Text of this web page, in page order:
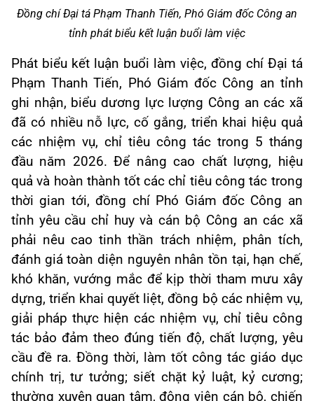
Đồng chí Đại tá Phạm Thanh Tiến, Phó Giám đốc Công an
tỉnh phát biểu kết luận buổi làm việc
Phát biểu kết luận buổi làm việc, đồng chí Đại tá
Phạm Thanh Tiến, Phó Giám đốc Công an tỉnh
ghi nhận, biểu dương lực lượng Công an các xã
đã có nhiều nỗ lực, cố gắng, triển khai hiệu quả
các nhiệm vụ, chỉ tiêu công tác trong 5 tháng
đầu năm 2026. Để nâng cao chất lượng, hiệu
quả và hoàn thành tốt các chỉ tiêu công tác trong
thời gian tới, đồng chí Phó Giám đốc Công an
tỉnh yêu cầu chỉ huy và cán bộ Công an các xã
phải nêu cao tinh thần trách nhiệm, phân tích,
đánh giá toàn diện nguyên nhân tồn tại, hạn chế,
khó khăn, vướng mắc để kịp thời tham mưu xây
dựng, triển khai quyết liệt, đồng bộ các nhiệm vụ,
giải pháp thực hiện các nhiệm vụ, chỉ tiêu công
tác bảo đảm theo đúng tiến độ, chất lượng, yêu
cầu đề ra. Đồng thời, làm tốt công tác giáo dục
chính trị, tư tưởng; siết chặt kỷ luật, kỷ cương;
thường xuyên quan tâm, động viên cán bộ, chiến